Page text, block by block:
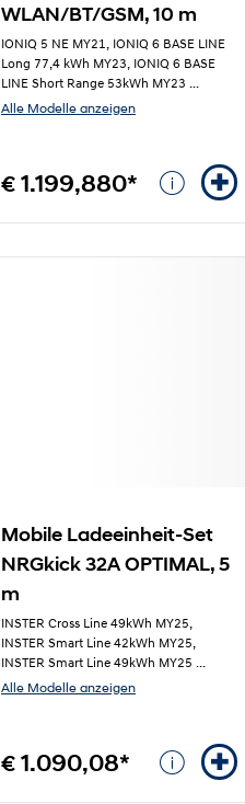
WLAN/BT/GSM, 10 m
IONIQ 5 NE MY21, IONIQ 6 BASE LINE
Long 77,4 kWh MY23, IONIQ 6 BASE
LINE Short Range 53kWh MY23 ...
Alle Modelle anzeigen
€ 1.199,880*
Mobile Ladeeinheit-Set
NRGkick 32A OPTIMAL, 5
m
INSTER Cross Line 49kWh MY25,
INSTER Smart Line 42kWh MY25,
INSTER Smart Line 49kWh MY25 ...
Alle Modelle anzeigen
€ 1.090,08*